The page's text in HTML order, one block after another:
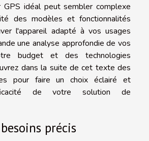
GPS idéal peut sembler complexe
des modèles et fonctionnalités
l'appareil adapté à vos usages
une analyse approfondie de vos
budget et des technologies
dans la suite de cet texte des
pour faire un choix éclairé et
de votre solution de
précis